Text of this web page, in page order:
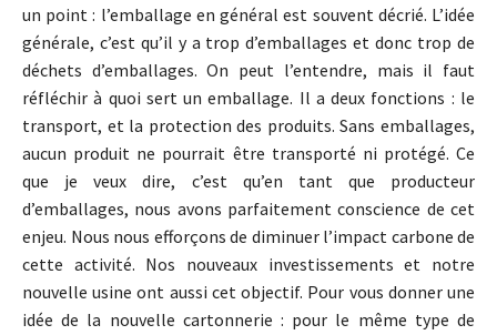
un point : l’emballage en général est souvent décrié. L’idée
générale, c’est qu’il y a trop d’emballages et donc trop de
déchets d’emballages. On peut l’entendre, mais il faut
réfléchir à quoi sert un emballage. Il a deux fonctions : le
transport, et la protection des produits. Sans emballages,
aucun produit ne pourrait être transporté ni protégé. Ce
que je veux dire, c’est qu’en tant que producteur
d’emballages, nous avons parfaitement conscience de cet
enjeu. Nous nous efforçons de diminuer l’impact carbone de
cette activité. Nos nouveaux investissements et notre
nouvelle usine ont aussi cet objectif. Pour vous donner une
idée de la nouvelle cartonnerie : pour le même type de